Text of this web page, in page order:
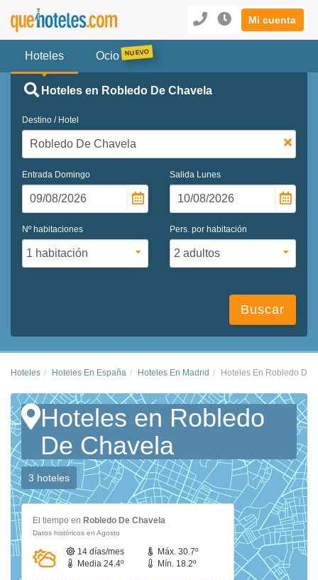
Mi cuenta
Hoteles Ocio
Hoteles en Robledo De Chavela
Destino / Hotel
Entrada Domingo Salida Lunes
Nº habitaciones Pers. por habitación
Buscar
Hoteles Hoteles En España Hoteles En Madrid Hoteles En Robledo De
Hoteles en Robledo
De Chavela
3 hoteles
El tiempo en Robledo De Chavela
Datos históricos en Agosto
14 días/mes
Máx. 30.7º
Media 24.4º
Mín. 18.2º